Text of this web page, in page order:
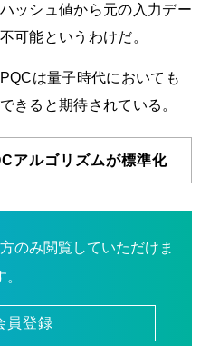
ッシュ値から元の入力デー
可能というわけだ。
は量子時代においても
きると期待されている。
アルゴリズムが標準化
のみ閲覧していただけま
。
員登録